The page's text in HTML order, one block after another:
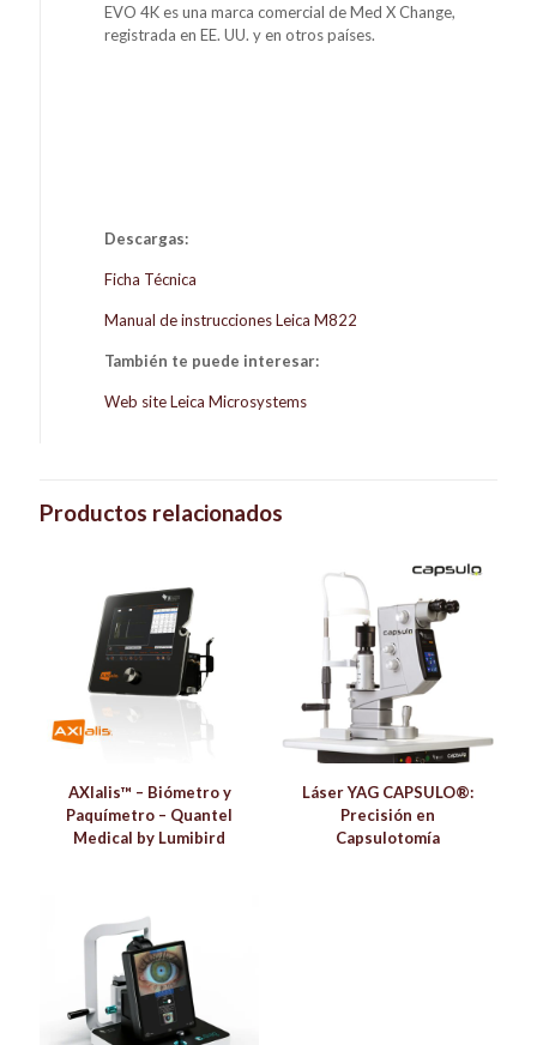
EVO 4K es una marca comercial de Med X Change,
registrada en EE. UU. y en otros países.
Descargas:
Ficha Técnica
Manual de instrucciones Leica M822
También te puede interesar:
Web site Leica Microsystems
Productos relacionados
AXIalis™ – Biómetro y
Paquímetro – Quantel
Medical by Lumibird
Láser YAG CAPSULO®:
Precisión en
Capsulotomía